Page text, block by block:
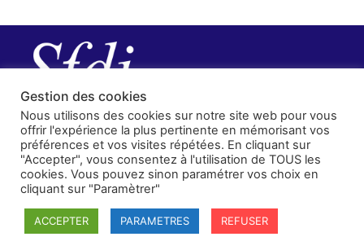
SFDI
Gestion des cookies
Nous utilisons des cookies sur notre site web pour vous
offrir l'expérience la plus pertinente en mémorisant vos
préférences et vos visites répétées. En cliquant sur
"Accepter", vous consentez à l'utilisation de TOUS les
cookies. Vous pouvez sinon paramétrer vos choix en
cliquant sur "Paramètrer"
ACCEPTER PARAMETRES REFUSER